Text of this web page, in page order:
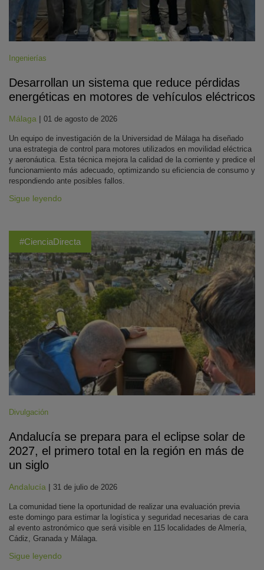
Ingenierías
Desarrollan un sistema que reduce pérdidas
energéticas en motores de vehículos eléctricos
Málaga | 01 de agosto de 2026
Un equipo de investigación de la Universidad de Málaga ha diseñado
una estrategia de control para motores utilizados en movilidad eléctrica
y aeronáutica. Esta técnica mejora la calidad de la corriente y predice el
funcionamiento más adecuado, optimizando su eficiencia de consumo y
respondiendo ante posibles fallos.
Sigue leyendo
#CienciaDirecta
Divulgación
Andalucía se prepara para el eclipse solar de
2027, el primero total en la región en más de
un siglo
Andalucía | 31 de julio de 2026
La comunidad tiene la oportunidad de realizar una evaluación previa
este domingo para estimar la logística y seguridad necesarias de cara
al evento astronómico que será visible en 115 localidades de Almería,
Cádiz, Granada y Málaga.
Sigue leyendo